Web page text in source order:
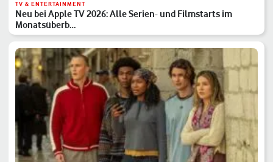
TV & ENTERTAINMENT
Neu bei Apple TV 2026: Alle Serien- und Filmstarts im
Monatsüberb…